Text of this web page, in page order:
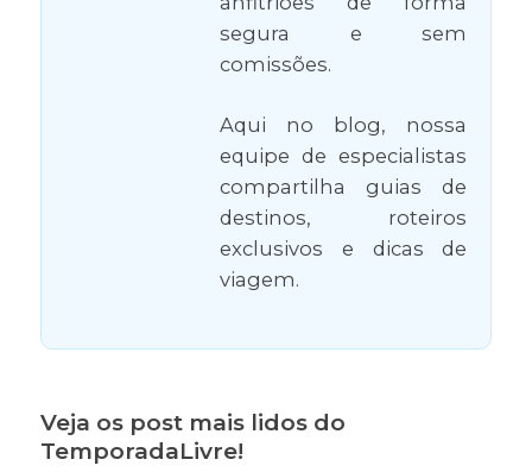
segura e sem
comissões.
Aqui no blog, nossa
equipe de especialistas
compartilha guias de
destinos, roteiros
exclusivos e dicas de
viagem.
Veja os post mais lidos do
TemporadaLivre!